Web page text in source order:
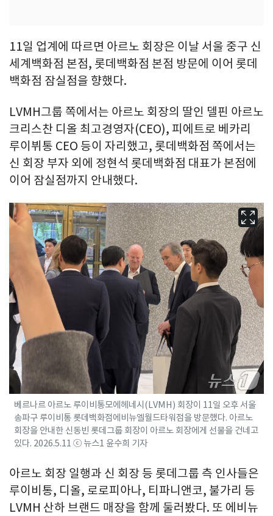
11일 업계에 따르면 아르노 회장은 이날 서울 중구 신
세계백화점 본점, 롯데백화점 본점 방문에 이어 롯데
백화점 잠실점을 향했다.
LVMH그룹 쪽에서는 아르노 회장의 딸인 델핀 아르노
크리스찬 디올 최고경영자(CEO), 피에트로 베카리
루이뷔통 CEO 등이 자리했고, 롯데백화점 쪽에서는
신 회장 부자 외에 정현석 롯데백화점 대표가 본점에
이어 잠실점까지 안내했다.
베르나르 아르노 루이비통모에헤네시(LVMH) 회장이 11일 오후 서울
송파구 루이비통 롯데백화점에비뉴엘월드타워점을 방문했다. 아르노
회장을 안내한 신동빈 롯데그룹 회장이 아르노 회장에게 선물을 건네고
있다. 2026.5.11 ⓒ 뉴스1 윤수희 기자
아르노 회장 일행과 신 회장 등 롯데그룹 측 인사들은
루이비통, 디올, 로로피아나, 티파니앤코, 불가리 등
LVMH 산하 브랜드 매장을 함께 둘러봤다. 또 에비뉴